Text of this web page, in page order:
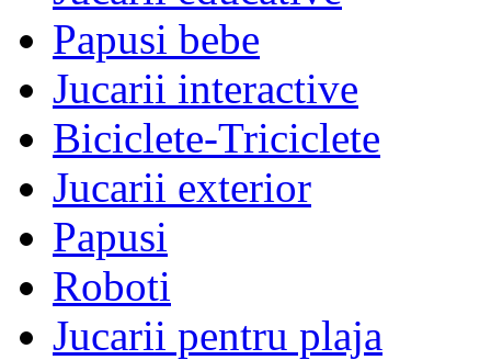
Papusi bebe
Jucarii interactive
Biciclete-Triciclete
Jucarii exterior
Papusi
Roboti
Jucarii pentru plaja